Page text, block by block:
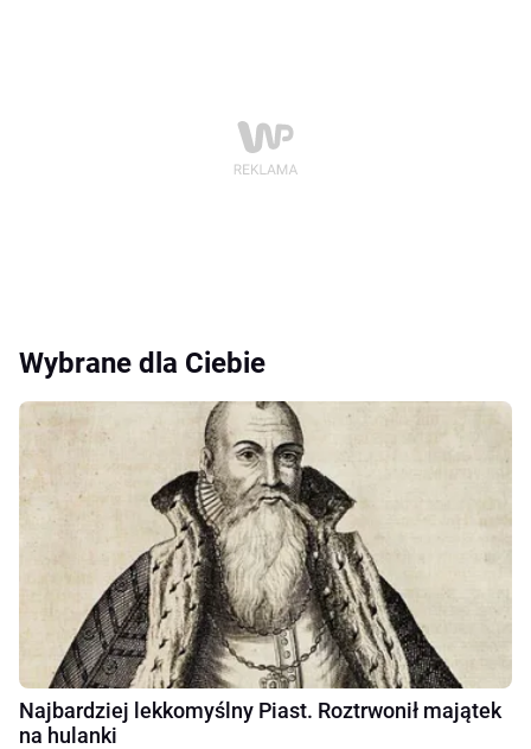
Wybrane dla Ciebie
Najbardziej lekkomyślny Piast. Roztrwonił majątek
na hulanki